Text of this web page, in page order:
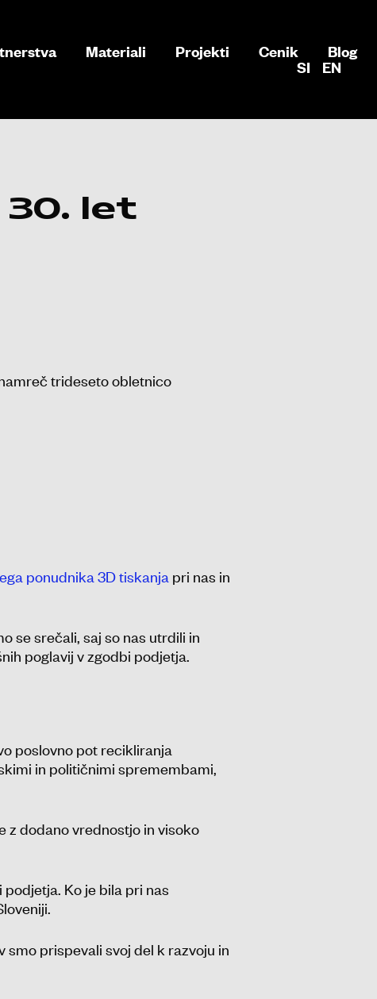
Materiali Projekti Cenik
Blog
SI
EN
30. let
trideseto obletnico
ponudnika 3D tiskanja pri nas in
se srečali, saj so nas utrdili in
poglavij v zgodbi podjetja.
poslovno pot recikliranja
in političnimi spremembami,
z dodano vrednostjo in visoko
Ko je bila pri nas
prispevali svoj del k razvoju in